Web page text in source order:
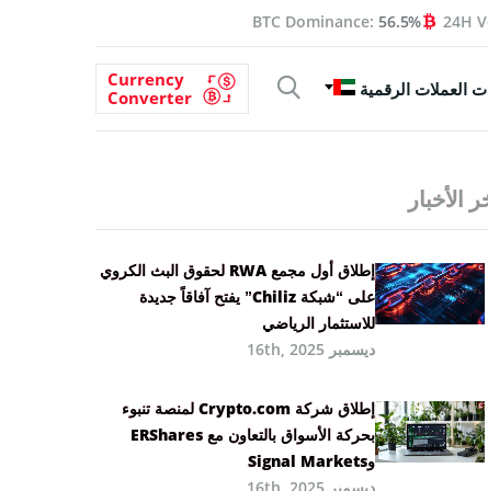
24H
BTC Dominance:56.5%
العملات الرقمية
Currency
Converter
الأخبار
إطلاق أول مجمع RWA لحقوق البث الكروي
على “شبكة Chiliz” يفتح آفاقاً جديدة
للاستثمار الرياضي
ديسمبر 16th, 2025
إطلاق شركة Crypto.com لمنصة تنبوء
بحركة الأسواق بالتعاون مع ERShares
وSignal Markets